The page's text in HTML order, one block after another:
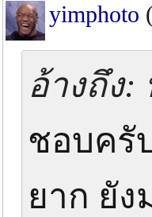
yimphoto
อ้างถึง:
ชอบครั
ยาก ยัง